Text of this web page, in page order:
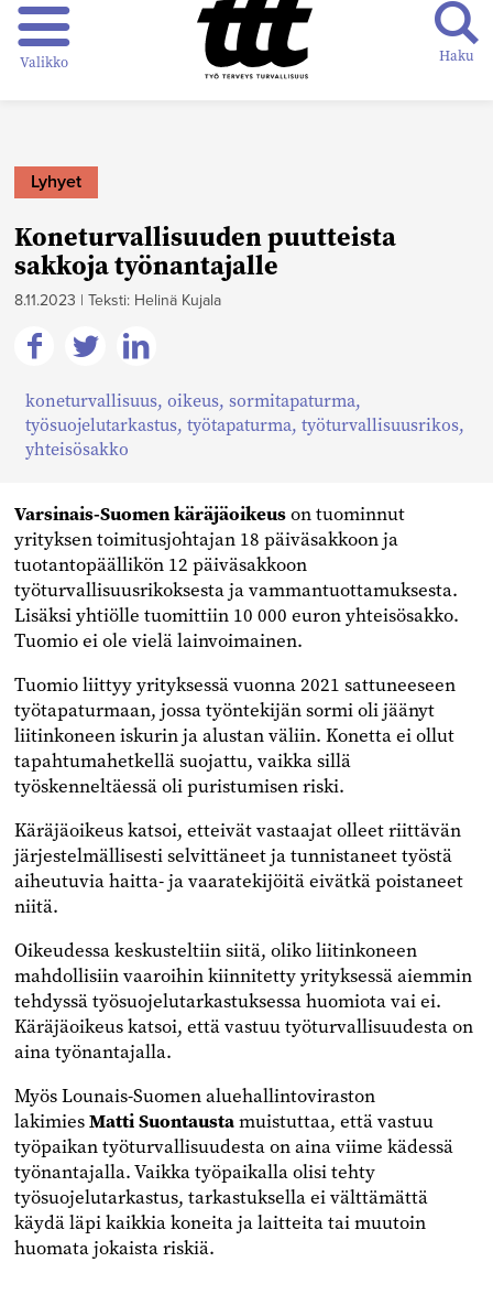
Valikko Haku
Lyhyet
Koneturvallisuuden puutteista
sakkoja työnantajalle
8.11.2023 | Teksti: Helinä Kujala
Jaa
Facebookissa
Jaa
Twitterissä
Jaa
Linkedinissä
koneturvallisuus, oikeus, sormitapaturma,
työsuojelutarkastus, työtapaturma, työturvallisuusrikos,
yhteisösakko
Varsinais-Suomen käräjäoikeuson tuominnut
yrityksen toimitusjohtajan 18 päiväsakkoon ja
tuotantopäällikön 12 päiväsakkoon
työturvallisuusrikoksesta ja vammantuottamuksesta.
Lisäksi yhtiölle tuomittiin 10 000 euron yhteisösakko.
Tuomio ei ole vielä lainvoimainen.
Tuomio liittyy yrityksessä vuonna 2021 sattuneeseen
työtapaturmaan, jossa työntekijän sormi oli jäänyt
liitinkoneen iskurin ja alustan väliin. Konetta ei ollut
tapahtumahetkellä suojattu, vaikka sillä
työskenneltäessä oli puristumisen riski.
Käräjäoikeus katsoi, etteivät vastaajat olleet riittävän
järjestelmällisesti selvittäneet ja tunnistaneet työstä
aiheutuvia haitta- ja vaaratekijöitä eivätkä poistaneet
niitä.
Oikeudessa keskusteltiin siitä, oliko liitinkoneen
mahdollisiin vaaroihin kiinnitetty yrityksessä aiemmin
tehdyssä työsuojelutarkastuksessa huomiota vai ei.
Käräjäoikeus katsoi, että vastuu työturvallisuudesta on
aina työnantajalla.
Myös Lounais-Suomen aluehallintoviraston
lakimiesMatti Suontaustamuistuttaa, että vastuu
työpaikan työturvallisuudesta on aina viime kädessä
työnantajalla. Vaikka työpaikalla olisi tehty
työsuojelutarkastus, tarkastuksella ei välttämättä
käydä läpi kaikkia koneita ja laitteita tai muutoin
huomata jokaista riskiä.